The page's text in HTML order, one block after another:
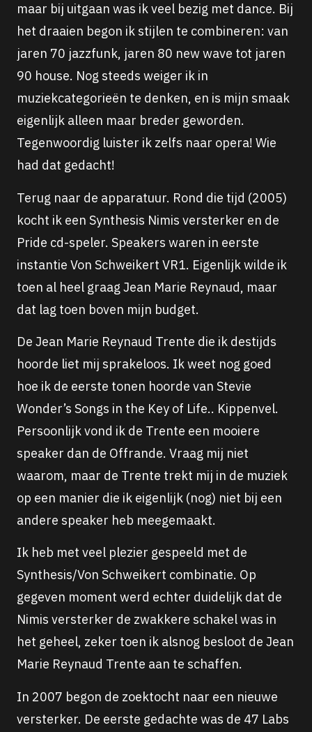
maar bij uitgaan was ik veel bezig met dance. Bij
het draaien begon ik stijlen te combineren: van
jaren 70 jazzfunk, jaren 80 new wave tot jaren
90 house. Nog steeds weiger ik in
muziekcategorieën te denken, en is mijn smaak
eigenlijk alleen maar breder geworden.
Tegenwoordig luister ik zelfs naar opera! Wie
had dat gedacht!
Terug naar de apparatuur. Rond die tijd (2005)
kocht ik een Synthesis Nimis versterker en de
Pride cd-speler. Speakers waren in eerste
instantie Von Schweikert VR1. Eigenlijk wilde ik
toen al heel graag Jean Marie Reynaud, maar
dat lag toen boven mijn budget.
De Jean Marie Reynaud Trente die ik destijds
hoorde liet mij sprakeloos. Ik weet nog goed
hoe ik de eerste tonen hoorde van Stevie
Wonder’s Songs in the Key of Life.. Kippenvel.
Persoonlijk vond ik de Trente een mooiere
speaker dan de Offrande. Vraag mij niet
waarom, maar de Trente trekt mij in de muziek
op een manier die ik eigenlijk (nog) niet bij een
andere speaker heb meegemaakt.
Ik heb met veel plezier gespeeld met de
Synthesis/Von Schweikert combinatie. Op
gegeven moment werd echter duidelijk dat de
Nimis versterker de zwakkere schakel was in
het geheel, zeker toen ik alsnog besloot de Jean
Marie Reynaud Trente aan te schaffen.
In 2007 begon de zoektocht naar een nieuwe
versterker. De eerste gedachte was de 47 Labs